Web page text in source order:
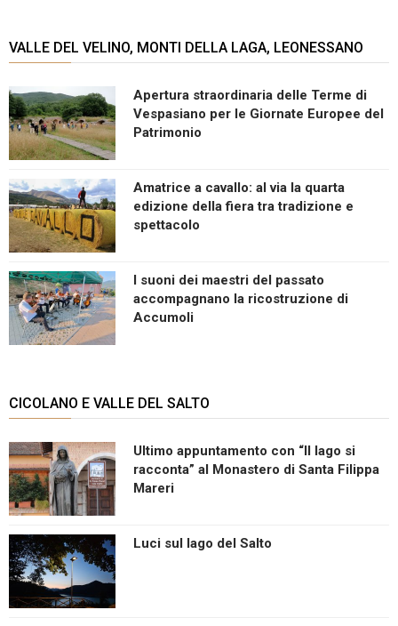
VALLE DEL VELINO, MONTI DELLA LAGA, LEONESSANO
Apertura straordinaria delle Terme di
Vespasiano per le Giornate Europee del
Patrimonio
Amatrice a cavallo: al via la quarta
edizione della fiera tra tradizione e
spettacolo
I suoni dei maestri del passato
accompagnano la ricostruzione di
Accumoli
CICOLANO E VALLE DEL SALTO
Ultimo appuntamento con “Il lago si
racconta” al Monastero di Santa Filippa
Mareri
Luci sul lago del Salto